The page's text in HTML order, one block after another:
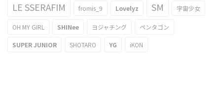
LE SSERAFIM fromis_9 Lovelyz SM 宇宙少女
OH MY GIRL SHINee ヨジャチング ペンタゴン
SUPER JUNIOR SHOTARO YG iKON